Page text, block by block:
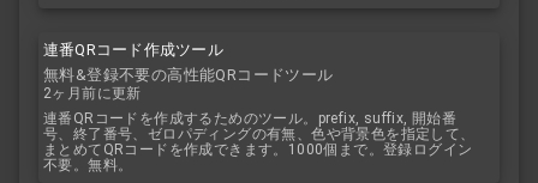
連番QRコード作成ツール
無料&登録不要の高性能QRコードツール
2ヶ月前に更新
連番QRコードを作成するためのツール。prefix, suffix, 開始番
号、終了番号、ゼロパディングの有無、色や背景色を指定して、
まとめてQRコードを作成できます。1000個まで。登録ログイン
不要。無料。